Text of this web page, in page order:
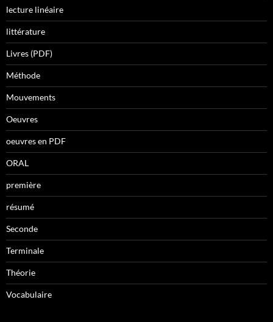
lecture linéaire
littérature
Livres (PDF)
Méthode
Mouvements
Oeuvres
oeuvres en PDF
ORAL
première
résumé
Seconde
Terminale
Théorie
Vocabulaire